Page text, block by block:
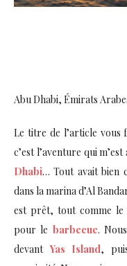
Abu Dhabi, Émirats
Le titre de l’article
c’est l’aventure qui
Dhabi… Tout avait bien
dans la marina d’Al
est prêt, tout comme le
pour le barbecue.
devantYas Island,